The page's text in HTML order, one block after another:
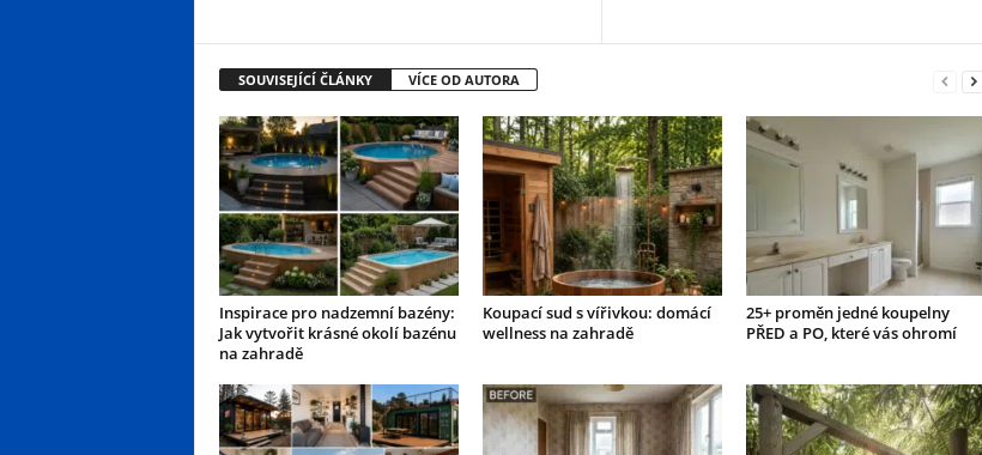
SOUVISEJÍCÍ ČLÁNKY VÍCE OD AUTORA
Inspirace pro nadzemní bazény:
Jak vytvořit krásné okolí bazénu
na zahradě
Koupací sud s vířivkou: domácí
wellness na zahradě
25+ proměn jedné koupelny
PŘED a PO, které vás ohromí